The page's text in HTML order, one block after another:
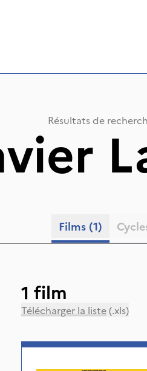
Résultats de
Films (1)
1 film
Télécharger la liste(.xls)